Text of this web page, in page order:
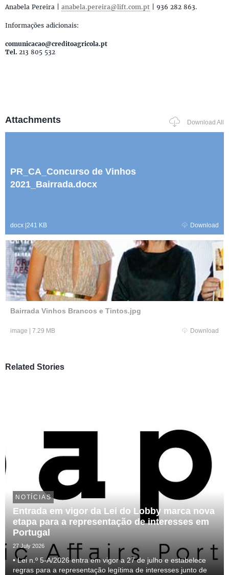
Anabela Pereira | anabela.pereira@lift.com.pt | 936 282 863.
Informações adicionais:
comunicacao@creditoagricola.pt
Tel. 213 805 532
Attachments Download All
PR_CA_Concurso de Vinhos
2021_Bairrada.docx
docx 241 KB Download
Bairrada Vinhos Brancos e Tintos.jpg
image 7.29 MB Download
Related Stories
NOTÍCIAS
Entrada em vigor da Lei do Lobby marca nova
etapa para a representação de interesses em
Portugal
27 July 2026
• Lei n.º 5-A/2026 entra em vigor a 27 de julho e estabelece
regras para a representação legítima de interesses junto de